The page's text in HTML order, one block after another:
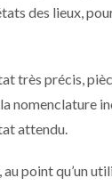
des lieux,
très précis,
nomenclature
attendu.
point qu’un